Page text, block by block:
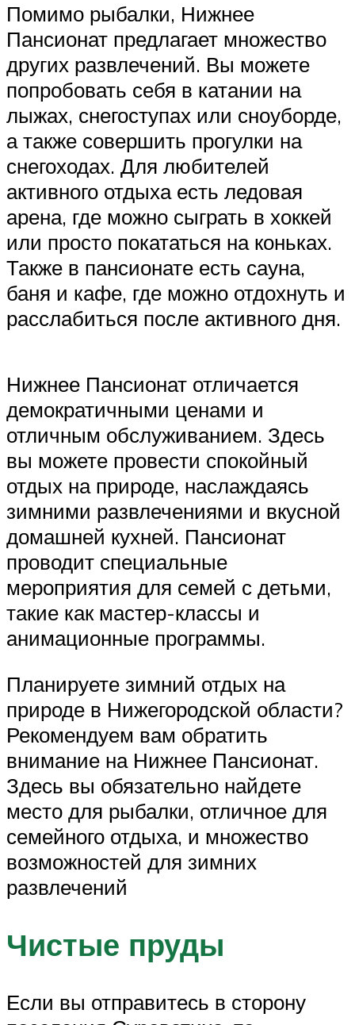
Помимо рыбалки, Нижнее
Пансионат предлагает множество
других развлечений. Вы можете
попробовать себя в катании на
лыжах, снегоступах или сноуборде,
а также совершить прогулки на
снегоходах. Для любителей
активного отдыха есть ледовая
арена, где можно сыграть в хоккей
или просто покататься на коньках.
Также в пансионате есть сауна,
баня и кафе, где можно отдохнуть и
расслабиться после активного дня.
Нижнее Пансионат отличается
демократичными ценами и
отличным обслуживанием. Здесь
вы можете провести спокойный
отдых на природе, наслаждаясь
зимними развлечениями и вкусной
домашней кухней. Пансионат
проводит специальные
мероприятия для семей с детьми,
такие как мастер-классы и
анимационные программы.
Планируете зимний отдых на
природе в Нижегородской области?
Рекомендуем вам обратить
внимание на Нижнее Пансионат.
Здесь вы обязательно найдете
место для рыбалки, отличное для
семейного отдыха, и множество
возможностей для зимних
развлечений
Чистые пруды
Если вы отправитесь в сторону